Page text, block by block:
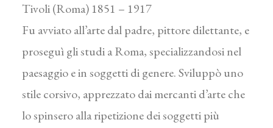
Tivoli (Roma) 1851 – 1917
Fu avviato all’arte dal padre, pittore dilettante, e
proseguì gli studi a Roma, specializzandosi nel
paesaggio e in soggetti di genere. Sviluppò uno
stile corsivo, apprezzato dai mercanti d’arte che
lo spinsero alla ripetizione dei soggetti più